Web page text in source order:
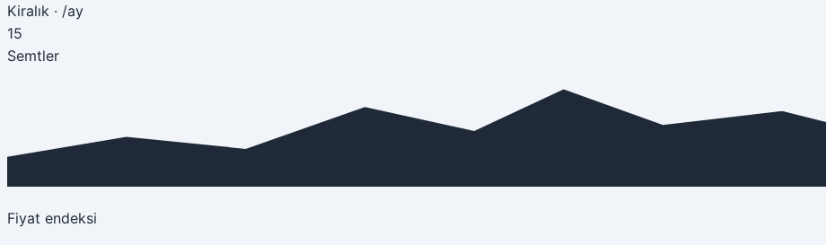
Kiralık · /ay
15
Semtler
Fiyat endeksi